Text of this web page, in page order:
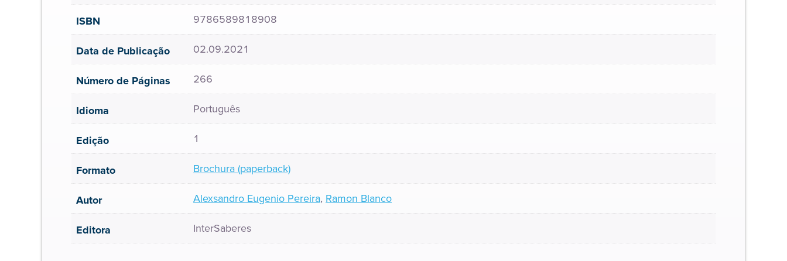
ISBN
9786589818908
Data de Publicação 02.09.2021
Número de Páginas 266
Idioma Português
Edição 1
Formato Brochura (paperback)
Autor Alexsandro Eugenio Pereira, Ramon Blanco
Editora InterSaberes